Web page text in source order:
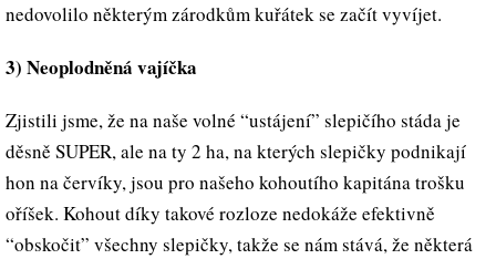
nedovolilo některým zárodkům kuřátek se začít vyvíjet.
3) Neoplodněná vajíčka
Zjistili jsme, že na naše volné “ustájení” slepičího stáda je
děsně SUPER, ale na ty 2 ha, na kterých slepičky podnikají
hon na červíky, jsou pro našeho kohoutího kapitána trošku
oříšek. Kohout díky takové rozloze nedokáže efektivně
“obskočit” všechny slepičky, takže se nám stává, že některá